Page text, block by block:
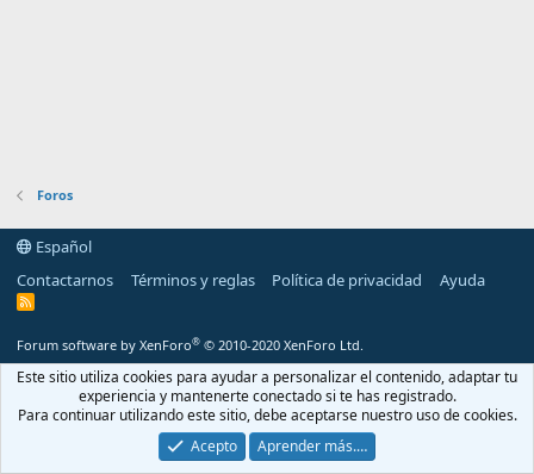
Foros
Español
Contactarnos
Términos y reglas Política de privacidad Ayuda
R
Forum software by XenForo® © 2010-2020 XenForo Ltd.
Este sitio utiliza cookies para ayudar a personalizar el contenido, adaptar tu
experiencia y mantenerte conectado si te has registrado.
Para continuar utilizando este sitio, debe aceptarse nuestro uso de cookies.
Acepto
Aprender más.…